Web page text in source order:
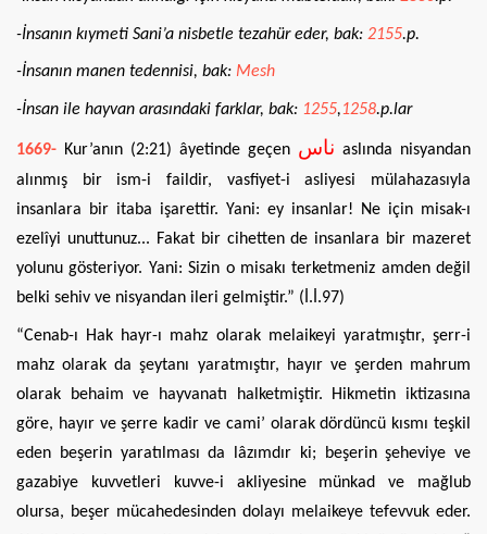
-İnsanın kıymeti Sani’a nisbetle tezahür eder, bak: 2155.p.
-İnsanın manen tedennisi, bak: Mesh
-İnsan ile hayvan arasındaki farklar, bak: 1255,1258.p.lar
1669- Kur’anın (2:21) âyetinde geçen ناس aslında nisyandan
alınmış bir ism-i faildir, vasfiyet-i asliyesi mülahazasıyla
insanlara bir itaba işarettir. Yani: ey insanlar! Ne için misak-ı
ezelîyi unuttunuz... Fakat bir cihetten de insanlara bir mazeret
yolunu gösteriyor. Yani: Sizin o misakı terketmeniz amden değil
belki sehiv ve nisyandan ileri gelmiştir.” (İ.İ.97)
“Cenab-ı Hak hayr-ı mahz olarak melaikeyi yaratmıştır, şerr-i
mahz olarak da şeytanı yaratmıştır, hayır ve şerden mahrum
olarak behaim ve hayvanatı halketmiştir. Hikmetin iktizasına
göre, hayır ve şerre kadir ve cami’ olarak dördüncü kısmı teşkil
eden beşerin yaratılması da lâzımdır ki; beşerin şeheviye ve
gazabiye kuvvetleri kuvve-i akliyesine münkad ve mağlub
olursa, beşer mücahedesinden dolayı melaikeye tefevvuk eder.